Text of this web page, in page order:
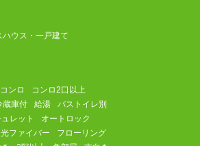
ハウス・一戸建て
コンロ
コンロ2口以上
蔵庫付 給湯
バストイレ別
レット
オートロック
光ファイバー
フローリング